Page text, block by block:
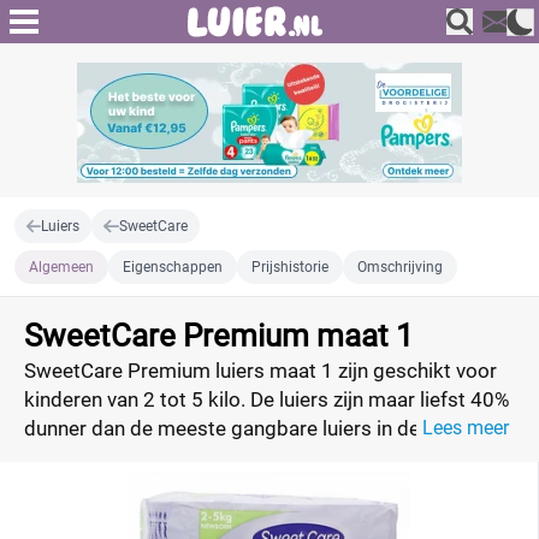
Luiers SweetCare
Algemeen Eigenschappen Prijshistorie Omschrijving
SweetCare Premium maat 1
SweetCare Premium luiers maat 1 zijn geschikt voor
kinderen van 2 tot 5 kilo. De luiers zijn maar liefst 40%
dunner dan de meeste gangbare luiers in de markt,
luieruitslag, heeft een zeer hoge absorptie en is
minder belastend voor het milieu. Met de unieke,
Lees meer